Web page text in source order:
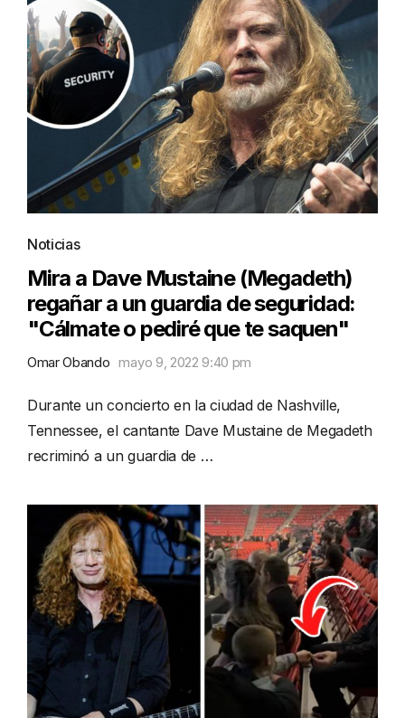
Noticias
Mira a Dave Mustaine (Megadeth)
regañar a un guardia de seguridad:
"Cálmate o pediré que te saquen"
Omar Obando mayo 9, 2022 9:40 pm
Durante un concierto en la ciudad de Nashville,
Tennessee, el cantante Dave Mustaine de Megadeth
recriminó a un guardia de …